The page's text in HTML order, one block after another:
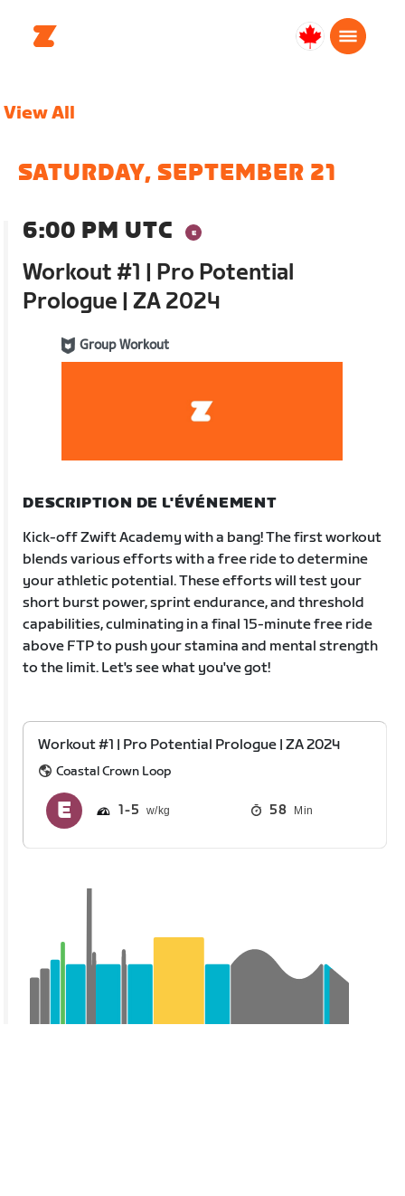
Canada
View All
SATURDAY, SEPTEMBER 21
6:00 PM UTC
Workout #1 | Pro Potential
Prologue | ZA 2024
Group Workout
DESCRIPTION DE L'ÉVÉNEMENT
Kick-off Zwift Academy with a bang! The first workout
blends various efforts with a free ride to determine
your athletic potential. These efforts will test your
short burst power, sprint endurance, and threshold
capabilities, culminating in a final 15-minute free ride
above FTP to push your stamina and mental strength
to the limit. Let's see what you've got!
Workout #1 | Pro Potential Prologue | ZA 2024
Coastal Crown Loop
1 5 58 Min